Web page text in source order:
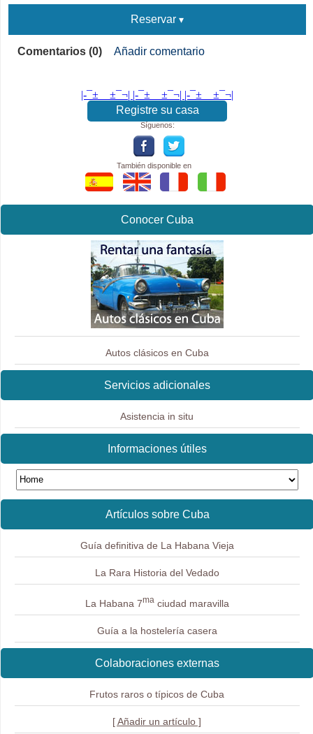
Reservar
Comentarios (0) Añadir comentario
|-¯±­__­±¯¬| |-¯±­__­±¯¬| |-¯±­__­±¯¬|
Registre su casa
Síguenos:
También disponible en
Conocer Cuba
Autos clásicos en Cuba
Servicios adicionales
Asistencia in situ
Informaciones útiles
Artículos sobre Cuba
Guía definitiva de La Habana Vieja
La Rara Historia del Vedado
La Habana 7maciudad maravilla
Guía a la hostelería casera
Colaboraciones externas
Frutos raros o típicos de Cuba
[ Añadir un artículo ]